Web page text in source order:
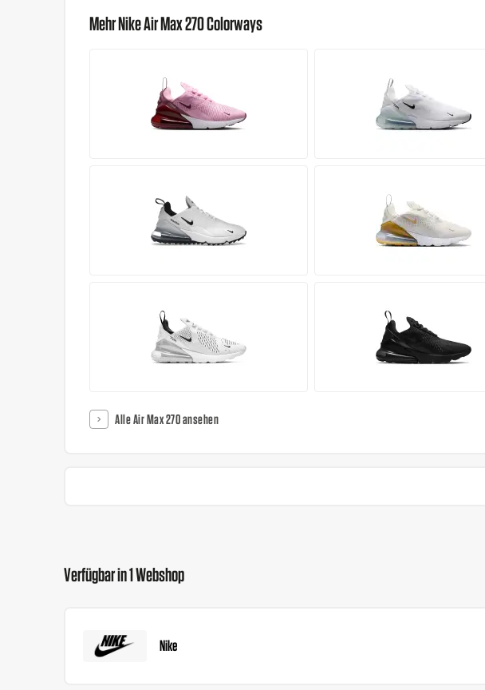
Mehr Nike Air Max 270 Colorways
Alle Air Max 270 ansehen
Verfügbar in 1 Webshop
Nike